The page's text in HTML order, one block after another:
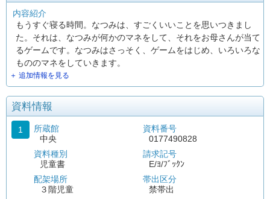
内容紹介
もうすぐ寝る時間。なつみは、すごくいいことを思いつきまし
た。それは、なつみが何かのマネをして、それをお母さんが当て
るゲームです。なつみはさっそく、ゲームをはじめ、いろいろな
もののマネをしていきます。
＋ 追加情報を見る
資料情報
1
所蔵館
中央
資料種別
児童書
配架場所
３階児童
資料番号
0177490828
請求記号
E/ﾖ/ﾌﾞｯｸﾝ
帯出区分
禁帯出